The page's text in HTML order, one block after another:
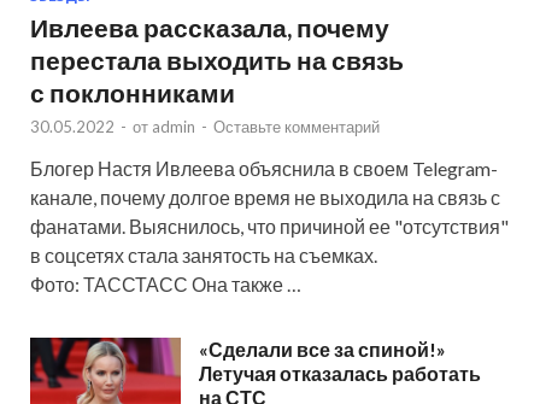
Ивлеева рассказала, почему
перестала выходить на связь
с поклонниками
30.05.2022 - от admin - Оставьте комментарий
Блогер Настя Ивлеева объяснила в своем Telegram-
канале, почему долгое время не выходила на связь с
фанатами. Выяснилось, что причиной ее "отсутствия"
в соцсетях стала занятость на съемках.
Фото: ТАССТАСС Она также …
«Сделали все за спиной!»
Летучая отказалась работать
на СТС